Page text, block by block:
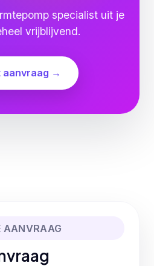
specialist uit je
vrijblijvend.
aanvraag →
AANVRAAG